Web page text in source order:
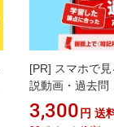
[PR] スマホで
説動画・過去問
き】宅地建物取
3,300 円 送